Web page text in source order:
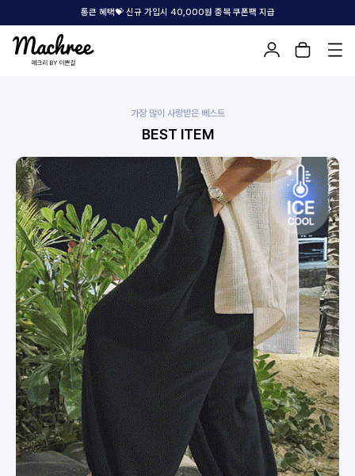
통큰 혜택💝 신규 가입시 40,000원 중복 쿠폰팩 지급
가장 많이 사랑받은 베스트
BEST ITEM